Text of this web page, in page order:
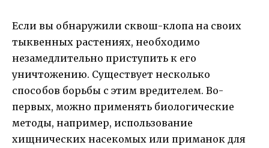
Если вы обнаружили сквош-клопа на своих
тыквенных растениях, необходимо
незамедлительно приступить к его
уничтожению. Существует несколько
способов борьбы с этим вредителем. Во-
первых, можно применять биологические
методы, например, использование
хищнических насекомых или приманок для